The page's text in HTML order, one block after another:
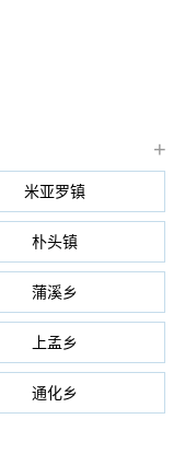
+
米亚罗镇
朴头镇
蒲溪乡
上孟乡
通化乡